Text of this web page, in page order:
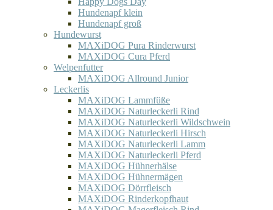
Hundenapf klein
Hundenapf groß
Hundewurst
MAXiDOG Pura Rinderwurst
MAXiDOG Cura Pferd
Welpenfutter
MAXiDOG Allround Junior
Leckerlis
MAXiDOG Lammfüße
MAXiDOG Naturleckerli Rind
MAXiDOG Naturleckerli Wildschwein
MAXiDOG Naturleckerli Hirsch
MAXiDOG Naturleckerli Lamm
MAXiDOG Naturleckerli Pferd
MAXiDOG Hühnerhälse
MAXiDOG Hühnermägen
MAXiDOG Dörrfleisch
MAXiDOG Rinderkopfhaut